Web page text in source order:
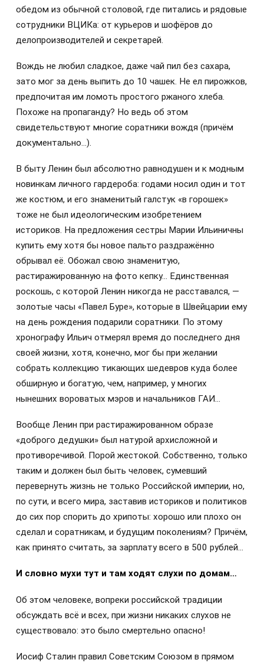
обедом из обычной столовой, где питались и рядовые
сотрудники ВЦИКа: от курьеров и шофёров до
делопроизводителей и секретарей.
Вождь не любил сладкое, даже чай пил без сахара,
зато мог за день выпить до 10 чашек. Не ел пирожков,
предпочитая им ломоть простого ржаного хлеба.
Похоже на пропаганду? Но ведь об этом
свидетельствуют многие соратники вождя (причём
документально…).
В быту Ленин был абсолютно равнодушен и к модным
новинкам личного гардероба: годами носил один и тот
же костюм, и его знаменитый галстук «в горошек»
тоже не был идеологическим изобретением
историков. На предложения сестры Марии Ильиничны
купить ему хотя бы новое пальто раздражённо
обрывал её. Обожал свою знаменитую,
растиражированную на фото кепку… Единственная
роскошь, с которой Ленин никогда не расставался, —
золотые часы «Павел Буре», которые в Швейцарии ему
на день рождения подарили соратники. По этому
хронографу Ильич отмерял время до последнего дня
своей жизни, хотя, конечно, мог бы при желании
собрать коллекцию тикающих шедевров куда более
обширную и богатую, чем, например, у многих
нынешних вороватых мэров и начальников ГАИ…
Вообще Ленин при растиражированном образе
«доброго дедушки» был натурой архисложной и
противоречивой. Порой жестокой. Собственно, только
таким и должен был быть человек, сумевший
перевернуть жизнь не только Российской империи, но,
по сути, и всего мира, заставив историков и политиков
до сих пор спорить до хрипоты: хорошо или плохо он
сделал и соратникам, и будущим поколениям? Причём,
как принято считать, за зарплату всего в 500 рублей…
И словно мухи тут и там ходят слухи по домам…
Об этом человеке, вопреки российской традиции
обсуждать всё и всех, при жизни никаких слухов не
существовало: это было смертельно опасно!
Иосиф Сталин правил Советским Союзом в прямом